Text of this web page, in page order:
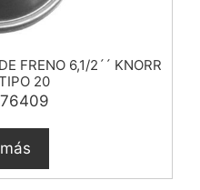
FRENO 6,1/2´´ KNORR
20